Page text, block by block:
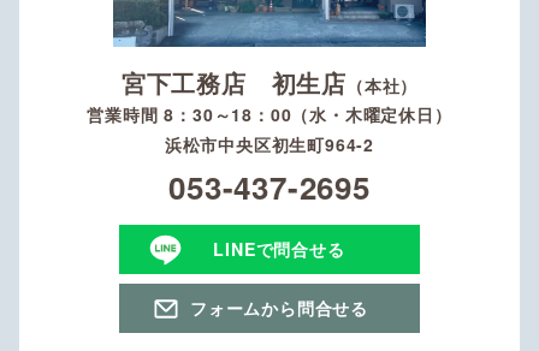
宮下工務店 初生店 （本社）
営業時間 8：30～18：00（水・木曜定休日）
浜松市中央区初生町964-2
053-437-2695
LINEで問合せる
フォームから問合せる